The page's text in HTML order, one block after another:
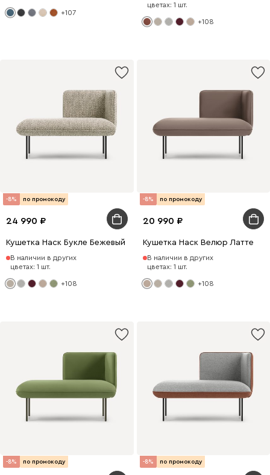
+107
цветах: 1 шт.
+108
-8% по промокоду
24 990
Кушетка Наск Букле Бежевый
В наличии в других
цветах: 1 шт.
+108
-8% по промокоду
20 990
Кушетка Наск Велюр Латте
В наличии в других
цветах: 1 шт.
+108
-8% по промокоду -8% по промокоду